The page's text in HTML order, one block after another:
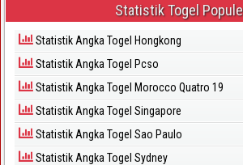
Statistik Togel
Statistik Angka Togel Hongkong
Statistik Angka Togel Pcso
Statistik Angka Togel Morocco Quatro 19
Statistik Angka Togel Singapore
Statistik Angka Togel Sao Paulo
Statistik Angka Togel Sydney